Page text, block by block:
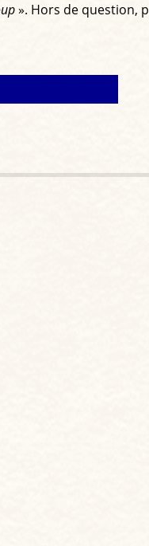
». Hors de question,